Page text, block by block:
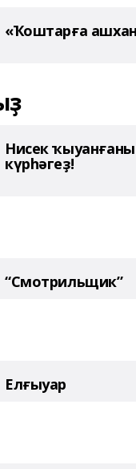
«Ҡоштарға
Нисек
күрһәгеҙ!
“Смотрильщик”
Елғыуар